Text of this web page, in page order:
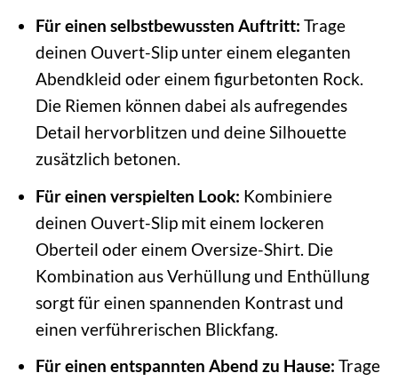
Für einen selbstbewussten Auftritt: Trage
deinen Ouvert-Slip unter einem eleganten
Abendkleid oder einem figurbetonten Rock.
Die Riemen können dabei als aufregendes
Detail hervorblitzen und deine Silhouette
zusätzlich betonen.
Für einen verspielten Look: Kombiniere
deinen Ouvert-Slip mit einem lockeren
Oberteil oder einem Oversize-Shirt. Die
Kombination aus Verhüllung und Enthüllung
sorgt für einen spannenden Kontrast und
einen verführerischen Blickfang.
Für einen entspannten Abend zu Hause: Trage